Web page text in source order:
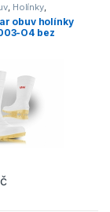
vybrat na stránce
, Holínky,
obuv holínky
O4 bez
má více